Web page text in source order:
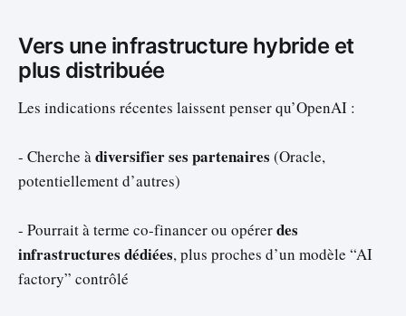
Vers une infrastructure hybride et
plus distribuée
Les indications récentes laissent penser qu’OpenAI :
- Cherche àdiversifier ses partenaires (Oracle,
potentiellement d’autres)
- Pourrait à terme co-financer ou opérerdes
infrastructures dédiées, plus proches d’un modèle “AI
factory” contrôlé